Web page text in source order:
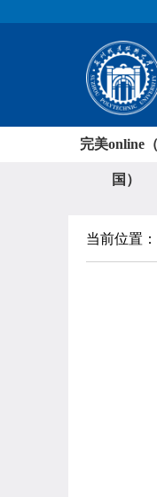
完美online
国）
当前位置：